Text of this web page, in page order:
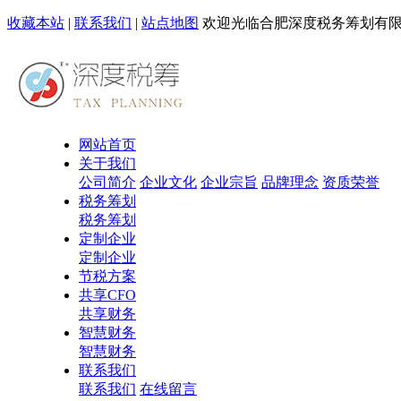
收藏本站 | 联系我们 | 站点地图 欢迎光临合肥深度税务筹划有
网站首页
关于我们
公司简介 企业文化 企业宗旨 品牌理念 资质荣誉
税务筹划
税务筹划
定制企业
定制企业
节税方案
共享CFO
共享财务
智慧财务
智慧财务
联系我们
联系我们 在线留言